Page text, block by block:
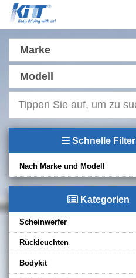
Marke
Modell
Schnelle Filter
Nach Marke und Modell
Kategorien
Scheinwerfer
Rückleuchten
Bodykit